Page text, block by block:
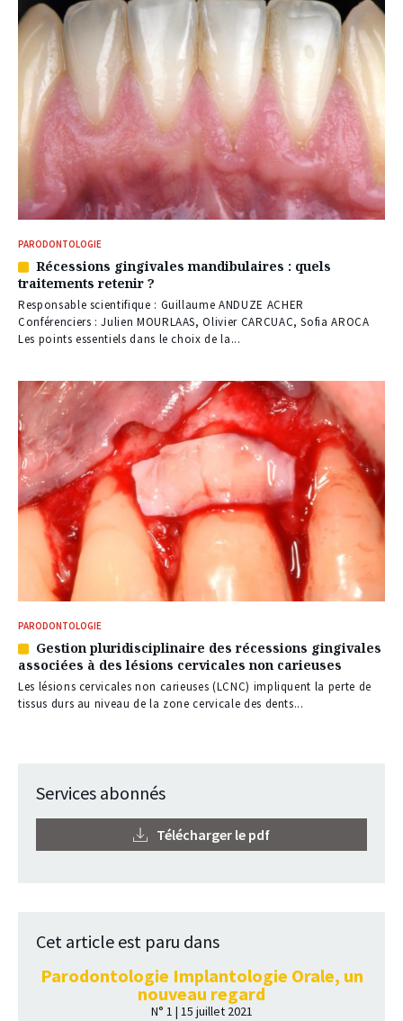
PARODONTOLOGIE
Article
réservé
à
nos
abonnés
Récessions gingivales mandibulaires : quels
traitements retenir ?
Responsable scientifique : Guillaume ANDUZE ACHER
Conférenciers : Julien MOURLAAS, Olivier CARCUAC, Sofia AROCA
Les points essentiels dans le choix de la...
PARODONTOLOGIE
Article
réservé
à
nos
Gestion pluridisciplinaire des récessions gingivales
associées à des lésions cervicales non carieuses
Les lésions cervicales non carieuses (LCNC) impliquent la perte de
tissus durs au niveau de la zone cervicale des dents...
Services abonnés
Télécharger le pdf
Cet article est paru dans
Parodontologie Implantologie Orale, un
nouveau regard
N° 1 | 15 juillet 2021